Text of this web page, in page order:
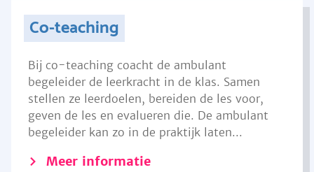
Co-teaching
Bij co-teaching coacht de ambulant
begeleider de leerkracht in de klas. Samen
stellen ze leerdoelen, bereiden de les voor,
geven de les en evalueren die. De ambulant
begeleider kan zo in de praktijk laten...
Meer informatie